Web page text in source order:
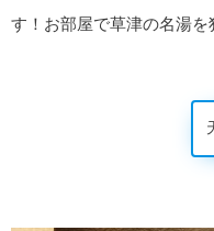
す！お部屋で草津の名湯を